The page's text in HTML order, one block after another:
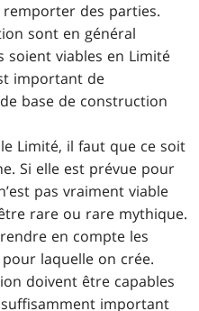
des parties.
sont en général
soient viables en Limité
important de
base de construction
Limité, il faut que ce soit
Si elle est prévue pour
pas vraiment viable
rare ou rare mythique.
en compte les
laquelle on crée.
doivent être capables
important